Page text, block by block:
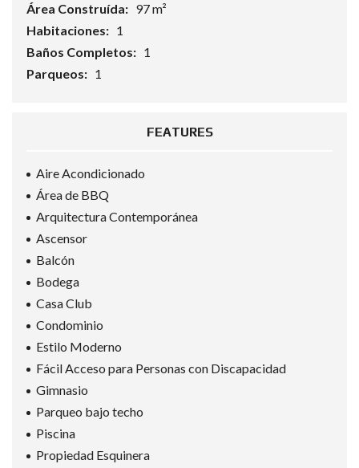
Área Construída: 97 m²
Habitaciones: 1
Baños Completos: 1
Parqueos: 1
FEATURES
Aire Acondicionado
Área de BBQ
Arquitectura Contemporánea
Ascensor
Balcón
Bodega
Casa Club
Condominio
Estilo Moderno
Fácil Acceso para Personas con Discapacidad
Gimnasio
Parqueo bajo techo
Piscina
Propiedad Esquinera